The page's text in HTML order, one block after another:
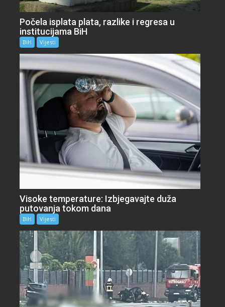
Počela isplata plata, razlike i regresa u
institucijama BiH
BiH Vijesti
Visoke temperature: Izbjegavajte duža
putovanja tokom dana
BiH Vijesti